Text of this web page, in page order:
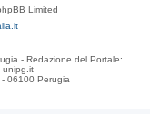
Limited
- Redazione del Portale:
unipg.it
06100 Perugia